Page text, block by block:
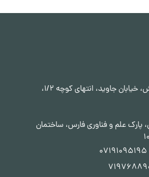
شیراز، بلوار آفرینش، خیابان جاوید، انتهای کوچه 1/2،
پارک علم و فناوری فارس، ساختمان
07191095195